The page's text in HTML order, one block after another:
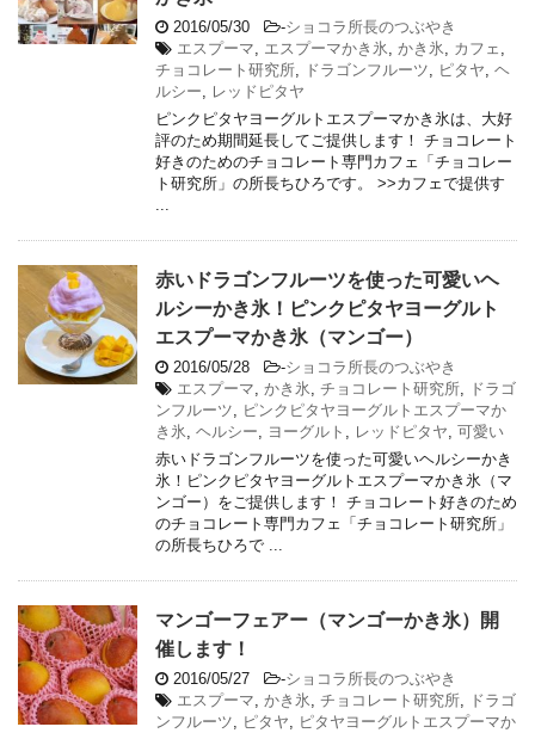
2016/05/30 -ショコラ所長のつぶやき
エスプーマ, エスプーマかき氷, かき氷, カフェ ,
チョコレート研究所, ドラゴンフルーツ, ピタヤ, ヘ
ルシー, レッドピタヤ
ピンクピタヤヨーグルトエスプーマかき氷は、大好
評のため期間延長してご提供します！ チョコレート
好きのためのチョコレート専門カフェ「チョコレー
ト研究所」の所長ちひろです。 >>カフェで提供す
...
赤いドラゴンフルーツを使った可愛いヘ
ルシーかき氷！ピンクピタヤヨーグルト
エスプーマかき氷（マンゴー）
2016/05/28 -ショコラ所長のつぶやき
エスプーマ, かき氷, チョコレート研究所, ドラゴ
ンフルーツ, ピンクピタヤヨーグルトエスプーマか
き氷, ヘルシー, ヨーグルト , レッドピタヤ, 可愛い
赤いドラゴンフルーツを使った可愛いヘルシーかき
氷！ピンクピタヤヨーグルトエスプーマかき氷（マ
ンゴー）をご提供します！ チョコレート好きのため
のチョコレート専門カフェ「チョコレート研究所」
の所長ちひろで ...
マンゴーフェアー（マンゴーかき氷）開
催します！
2016/05/27 -ショコラ所長のつぶやき
エスプーマ, かき氷, チョコレート研究所, ドラゴ
ンフルーツ, ピタヤ, ピタヤヨーグルトエスプーマか